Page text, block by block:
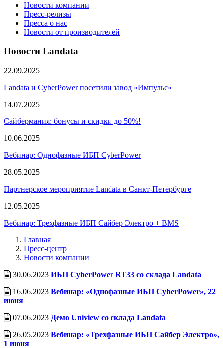
Новости компании
Пресс-релизы
Пресса о нас
Новости от производителей
Новости Landata
22.09.2025
Landata и CyberPower посетили завод «Импульс»
14.07.2025
Сайбермания: бонусы и скидки до 50%!
10.06.2025
Вебинар: Однофазные ИБП CyberPower
28.05.2025
Партнерское мероприятие Landata в Санкт-Петербурге
12.05.2025
Вебинар: Трехфазные ИБП Сайбер Электро + BMS
Главная
Пресс-центр
Новости компании
30.06.2023 ИБП CyberPower RT33 со cклада Landata
16.06.2023 Вебинар: «Однофазные ИБП CyberPower», 22
июня
07.06.2023 Демо Uniview со склада Landata
26.05.2023 Вебинар: «Трехфазные ИБП Сайбер Электро»,
1 июня